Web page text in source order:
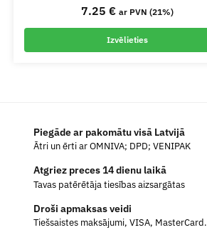
7.25 € ar PVN (21%)
Izvēlieties
Piegāde ar pakomātu visā Latvijā
Ātri un ērti ar OMNIVA; DPD; VENIPAK
Atgriez preces 14 dienu laikā
Tavas patērētāja tiesības aizsargātas
Droši apmaksas veidi
Tiešsaistes maksājumi, VISA, MasterCard.